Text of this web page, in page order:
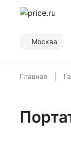
Москва
Главная